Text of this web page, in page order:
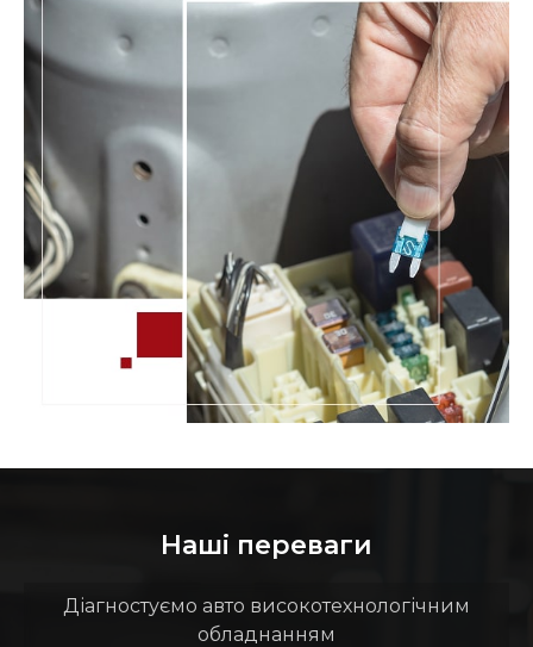
Наші переваги
Діагностуємо авто високотехнологічним
обладнанням